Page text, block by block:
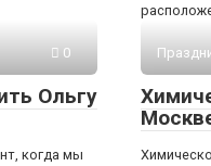
0
Ольгу
когда мы